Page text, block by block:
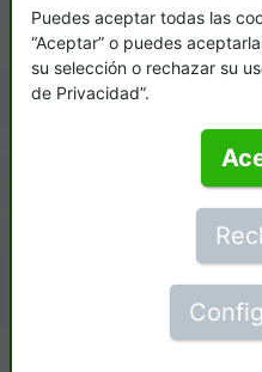
Puedes aceptar todas las
“Aceptar” o puedes
su selección o rechazar su
de Privacidad”.